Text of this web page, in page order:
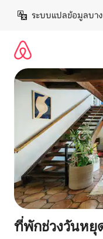
เนื้อหา
ระบบแปลข้อมูลบา
ที่พักช่วงวันหยุ